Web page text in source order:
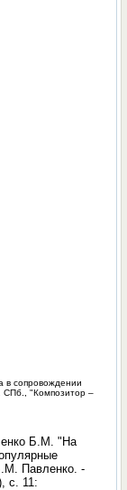
в сопровождении
СПб., "Композитор –
Б.М. "На
Павленко. -
с. 11: